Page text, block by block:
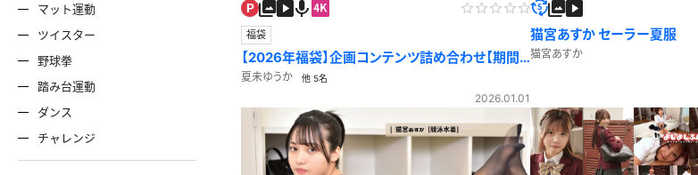
マット運動
ツイスター
野球拳
踏み台運動
ダンス
チャレンジ
福袋
【2026年福袋】企画コンテンツ詰め合わせ【期間
限定！】
夏未ゆうか 他 5名
2026.01.01
猫宮あすか セーラー夏服
猫宮あすか